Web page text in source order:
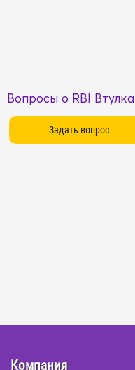
Вопросы о RBI
Компания